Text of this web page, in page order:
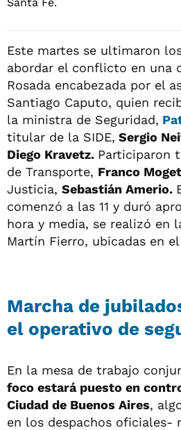
Este martes se ultimaron
abordar el conflicto en una
Rosada encabezada por el
Santiago Caputo, quien
la ministra de Seguridad,
titular de la SIDE, Sergio
Diego Kravetz. Participaron
de Transporte, Franco
Justicia, Sebastián Amerio.
comenzó a las 11 y duró
hora y media, se realizó en
Martín Fierro, ubicadas en
Marcha de
el operativo de
En la mesa de trabajo
foco estará puesto en
Ciudad de Buenos Aires,
en los despachos oficiales-